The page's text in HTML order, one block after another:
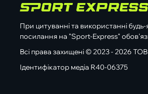
При цитуванні та використанні будь-
посилання на "Sport-Express"
Всі права захищені © 2023 - 2026
Ідентифікатор медіа R40-06375